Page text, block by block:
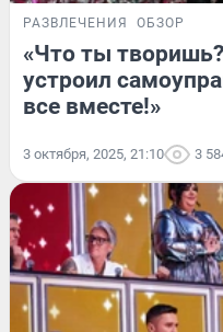
РАЗВЛЕЧЕНИЯ ОБЗОР
«Что ты
устроил
все вместе!»
3 октября, 2025, 21:10 3